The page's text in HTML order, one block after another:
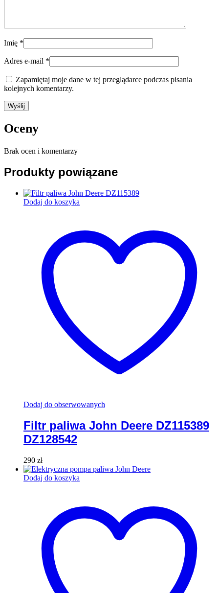
Imię *
Adres e-mail *
Zapamiętaj moje dane w tej przeglądarce podczas pisania
kolejnych komentarzy.
Oceny
Brak ocen i komentarzy
Produkty powiązane
Dodaj do koszyka
Dodaj do obserwowanych
Filtr paliwa John Deere DZ115389
DZ128542
290 zł
Dodaj do koszyka